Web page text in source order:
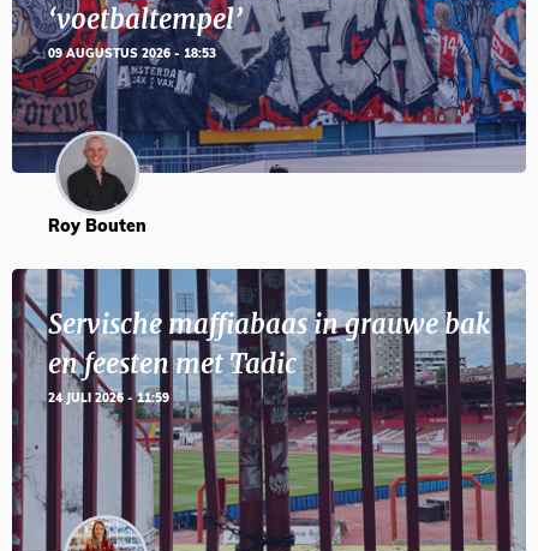
‘voetbaltempel’
09 AUGUSTUS 2026 - 18:53
Roy Bouten
Servische maffiabaas in grauwe bak
en feesten met Tadic
24 JULI 2026 - 11:59